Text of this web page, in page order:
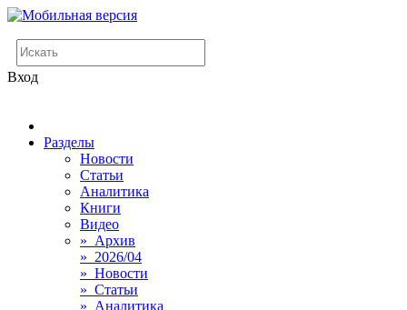
Вход
Разделы
Новости
Статьи
Аналитика
Книги
Видео
» Архив
» 2026/04
» Новости
» Статьи
» Аналитика